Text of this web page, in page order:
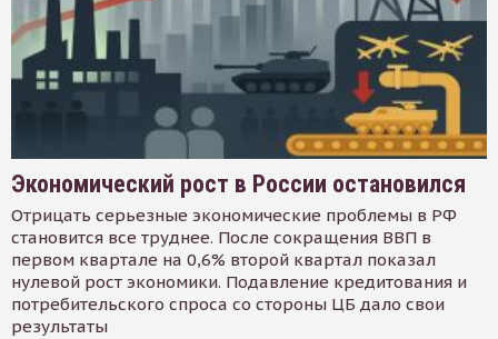
Экономический рост в России остановился
Отрицать серьезные экономические проблемы в РФ
становится все труднее. После сокращения ВВП в
первом квартале на 0,6% второй квартал показал
нулевой рост экономики. Подавление кредитования и
потребительского спроса со стороны ЦБ дало свои
результаты